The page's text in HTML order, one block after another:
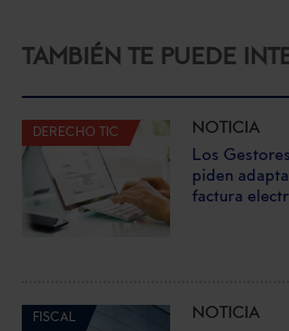
TAMBIÉN TE PUEDE
DERECHO TIC
NOTICIA
Los
piden
factura
FISCAL
NOTICIA